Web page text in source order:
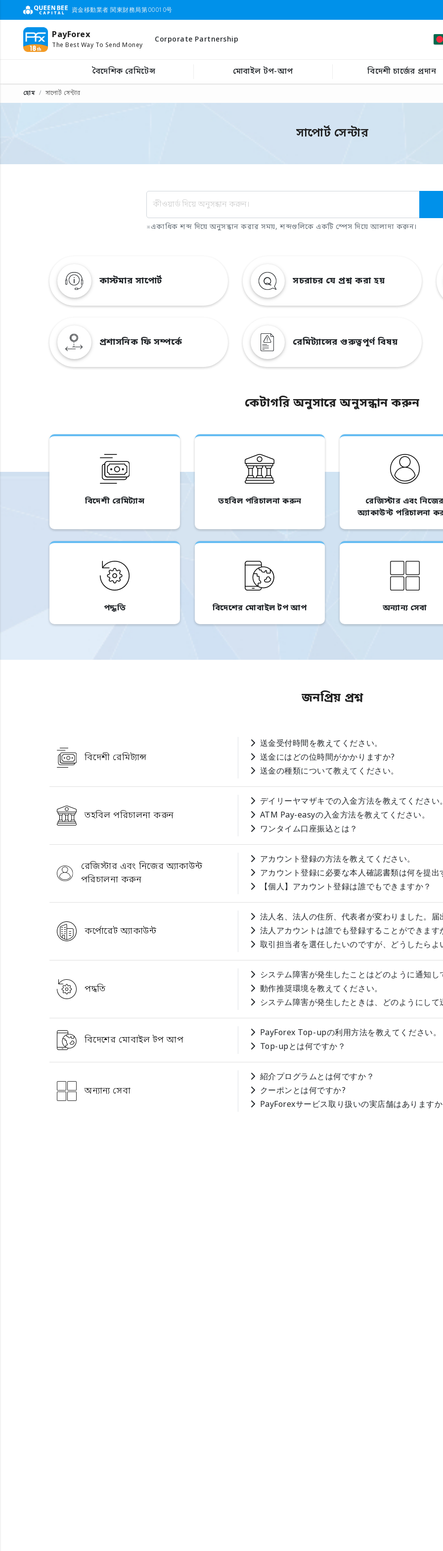
資金移動業者 関東財務局第00010号
PayForex
The Best Way To Send Money
Corporate Partnership
বৈদেশিক রেমিটেন্স মোবাইল টপ-আপ বিদেশী চার্জের প্রদান
হোম সাপোর্ট সেন্টার
সাপোর্ট সেন্টার
※একাধিক শব্দ দিয়ে অনুসন্ধান করার সময়, শব্দগুলিকে একটি স্পেস দিয়ে আলাদা করুন।
কাস্টমার সাপোর্ট সচরাচর যে প্রশ্ন করা হয়
প্রশাসনিক ফি সম্পর্কে রেমিট্যান্সের গুরুত্বপূর্ণ বিষয়
কেটাগরি অনুসারে অনুসন্ধান করুন
বিদেশী রেমিট্যান্স তহবিল পরিচালনা করুন
রেজিস্টার এবং নিজের
অ্যাকাউন্ট পরিচালনা
পদ্ধতি বিদেশের মোবাইল টপ আপ অন্যান্য সেবা
জনপ্রিয় প্রশ্ন
বিদেশী রেমিট্যান্স
送金受付時間を教えてください。
送金にはどの位時間がかかりますか?
送金の種類について教えてください。
তহবিল পরিচালনা করুন
デイリーヤマザキでの入金方法を教えてください。
ATM Pay-easyの入金方法を教えてください。
ワンタイム口座振込とは？
রেজিস্টার এবং নিজের অ্যাকাউন্ট
পরিচালনা করুন
アカウント登録の方法を教えてください。
アカウント登録に必要な本人確認書類は何を提出
【個人】アカウント登録は誰でもできますか？
কর্পোরেট অ্যাকাউন্ট
法人名、法人の住所、代表者が変わりました。届
法人アカウントは誰でも登録することができます
取引担当者を選任したいのですが、どうしたらよ
পদ্ধতি
システム障害が発生したことはどのように通知し
動作推奨環境を教えてください。
システム障害が発生したときは、どのようにし
বিদেশের মোবাইল টপ আপ
PayForex Top-upの利用方法を教えてください。
Top-upとは何ですか？
অন্যান্য সেবা
紹介プログラムとは何ですか？
クーポンとは何ですか?
PayForexサービス取り扱いの実店舗はありますか